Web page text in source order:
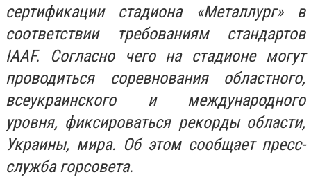
сертификации стадиона «Металлург» в
соответствии требованиям стандартов
IAAF. Согласно чего на стадионе могут
проводиться соревнования областного,
всеукраинского и международного
уровня, фиксироваться рекорды области,
Украины, мира. Об этом сообщает пресс-
служба горсовета.